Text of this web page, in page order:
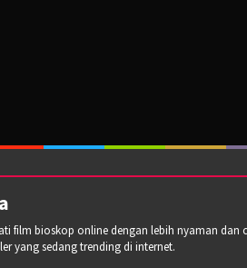
bioskop online dengan lebih nyaman dan
yang sedang trending di internet.